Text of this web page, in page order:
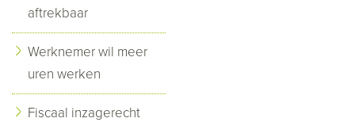
aftrekbaar
Werknemer wil meer
uren werken
Fiscaal inzagerecht